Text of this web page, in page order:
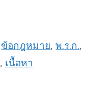
ข้อกฎหมาย,พ.ร.ก.,
, เนื้อหา